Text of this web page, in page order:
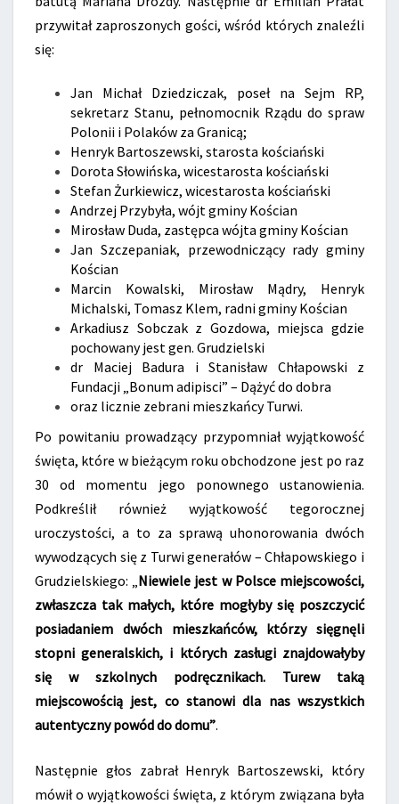
przywitał zaproszonych gości, wśród których znaleźli
się:
Jan Michał Dziedziczak, poseł na Sejm RP,
sekretarz Stanu, pełnomocnik Rządu do spraw
Polonii i Polaków za Granicą;
Henryk Bartoszewski, starosta kościański
Dorota Słowińska, wicestarosta kościański
Stefan Żurkiewicz, wicestarosta kościański
Andrzej Przybyła, wójt gminy Kościan
Mirosław Duda, zastępca wójta gminy Kościan
Jan Szczepaniak, przewodniczący rady gminy
Kościan
Marcin Kowalski, Mirosław Mądry, Henryk
Michalski, Tomasz Klem, radni gminy Kościan
Arkadiusz Sobczak z Gozdowa, miejsca gdzie
pochowany jest gen. Grudzielski
dr Maciej Badura i Stanisław Chłapowski z
Fundacji „Bonum adipisci” – Dążyć do dobra
oraz licznie zebrani mieszkańcy Turwi.
Po powitaniu prowadzący przypomniał wyjątkowość
święta, które w bieżącym roku obchodzone jest po raz
30 od momentu jego ponownego ustanowienia.
Podkreślił również wyjątkowość tegorocznej
uroczystości, a to za sprawą uhonorowania dwóch
wywodzących się z Turwi generałów – Chłapowskiego i
Grudzielskiego: „ Niewiele jest w Polsce miejscowości,
zwłaszcza tak małych, które mogłyby się poszczycić
posiadaniem dwóch mieszkańców, którzy sięgnęli
stopni generalskich, i których zasługi znajdowałyby
się w szkolnych podręcznikach. Turew taką
miejscowością jest, co stanowi dla nas wszystkich
autentyczny powód do domu”.
Następnie głos zabrał Henryk Bartoszewski, który
mówił o wyjątkowości święta, z którym związana była